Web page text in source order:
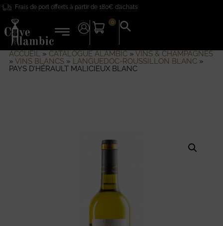
Frais de port offerts à partir de 180€ d’achats
0
Search
for:
ACCUEIL» CATALOGUE ALAMBIC» VINS & CHAMPAGNES
» VINS BLANCS» LANGUEDOC-ROUSSILLON BLANC»
PAYS D’HÉRAULT MALICIEUX BLANC